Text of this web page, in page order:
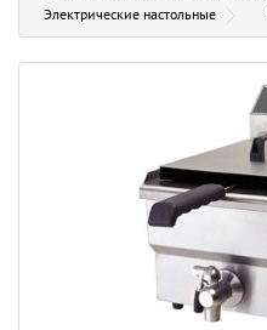
Электрические настольные